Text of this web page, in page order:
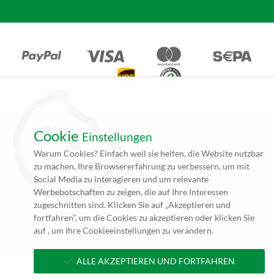
*Alle Angebote auf unseren Seiten gelten ausschließlich für
Gewerbetreibende. Alle Preisangaben auf unseren Seiten verstehen
sich daher (rein netto, zzgl. 19% MwSt.) und Versandkosten. Falls
nicht angegeben beträgt die Lieferzeit innerhalb Deutschlands ca. 4
bis 5 Werktage (5 bis 10 Werktage per Spedition) nach
Zahlungseingang und Erhalt der druckfertigen Daten.
**zzgl. Versandkosten
Cookie Einstellungen
Warum Cookies? Einfach weil sie helfen, die Website nutzbar
zu machen, Ihre Browsererfahrung zu verbessern, um mit
Social Media zu interagieren und um relevante
Werbebotschaften zu zeigen, die auf Ihre Interessen
zugeschnitten sind. Klicken Sie auf „Akzeptieren und
fortfahren", um die Cookies zu akzeptieren oder klicken Sie
auf , um Ihre Cookieeinstellungen zu verändern.
ALLE AKZEPTIEREN UND FORTFAHREN